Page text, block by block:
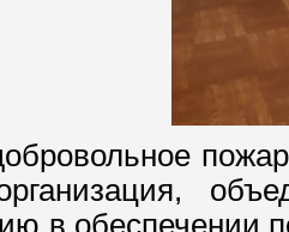
в обеспечении